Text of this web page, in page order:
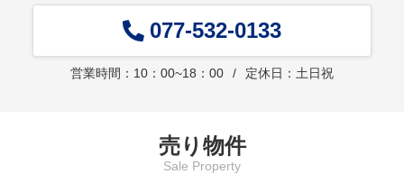
077-532-0133
営業時間：10：00~18：00 定休日：土日祝
売り物件
Sale Property